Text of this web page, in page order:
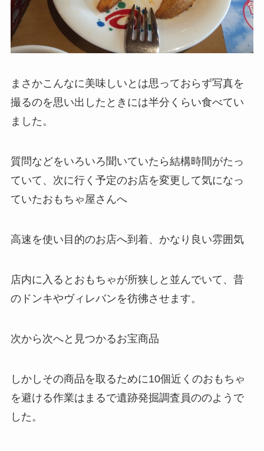
まさかこんなに美味しいとは思っておらず写真を
撮るのを思い出したときには半分くらい食べてい
ました。
質問などをいろいろ聞いていたら結構時間がたっ
ていて、次に行く予定のお店を変更して気になっ
ていたおもちゃ屋さんへ
高速を使い目的のお店へ到着、かなり良い雰囲気
店内に入るとおもちゃが所狭しと並んでいて、昔
のドンキやヴィレバンを彷彿させます。
次から次へと見つかるお宝商品
しかしその商品を取るために10個近くのおもちゃ
を避ける作業はまるで遺跡発掘調査員ののようで
した。